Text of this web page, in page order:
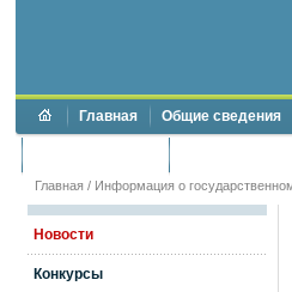
Главная Общие сведения
Главная / Информация о
Новости
Конкурсы